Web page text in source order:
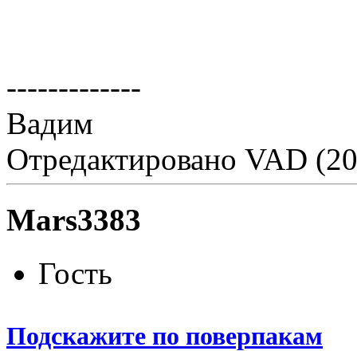
-------------
Вадим
Отредактировано VAD
Mars3383
Гость
Подскажите по поверпакам